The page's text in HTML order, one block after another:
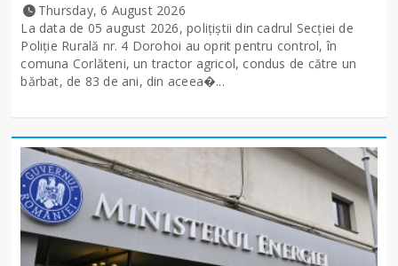
Thursday, 6 August 2026
La data de 05 august 2026, polițiștii din cadrul Secției de
Poliție Rurală nr. 4 Dorohoi au oprit pentru control, în
comuna Corlăteni, un tractor agricol, condus de către un
bărbat, de 83 de ani, din aceea�...